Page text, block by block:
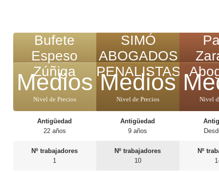
Bufete
Espeso
Zúñiga
Medios
Nivel de Precios
Antigüedad
22 años
Nº trabajadores
1
SIMÓ
ABOGADOS
PENALISTAS
Medios
Nivel de Precios
Antigüedad
9 años
Nº trabajadores
10
Nivel
Nº